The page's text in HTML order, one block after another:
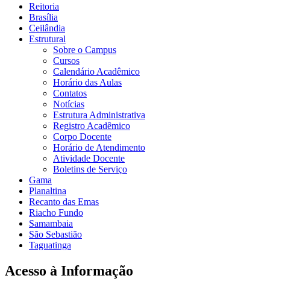
Reitoria
Brasília
Ceilândia
Estrutural
Sobre o Campus
Cursos
Calendário Acadêmico
Horário das Aulas
Contatos
Notícias
Estrutura Administrativa
Registro Acadêmico
Corpo Docente
Horário de Atendimento
Atividade Docente
Boletins de Serviço
Gama
Planaltina
Recanto das Emas
Riacho Fundo
Samambaia
São Sebastião
Taguatinga
Acesso à Informação